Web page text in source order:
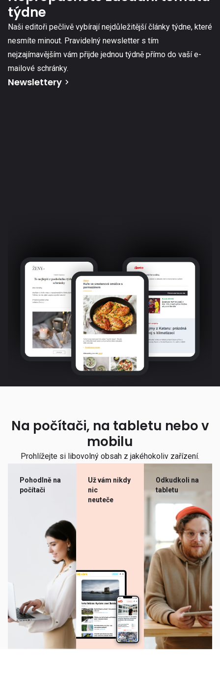
týdne
Naši editoři pečlivě vybírají nejdůležitější články týdne, které
nesmíte minout. Pravidelný newsletter s tím
nejzajímavějším vám přijde jednou týdně přímo do vaší e-
mailové schránky.
Newslettery
Na počítači, na tabletu nebo v
mobilu
Prohlížejte si libovolný obsah z jakéhokoliv zařízení.
Pohodlně na
počítači
Už vám nikdy
nic
neuteče
Odkudkoli na
tabletu